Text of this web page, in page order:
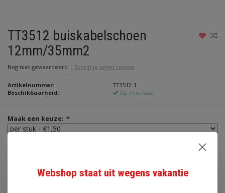
TT3512 buiskabelschoen
12mm/35mm2
Nog niet gewaardeerd | Schrijf je eigen review
Artikelnummer:
TT3512-1
Beschikbaarheid:
Op voorraad
Maak een keuze: *
€1,50
Webshop staat uit wegens vakantie